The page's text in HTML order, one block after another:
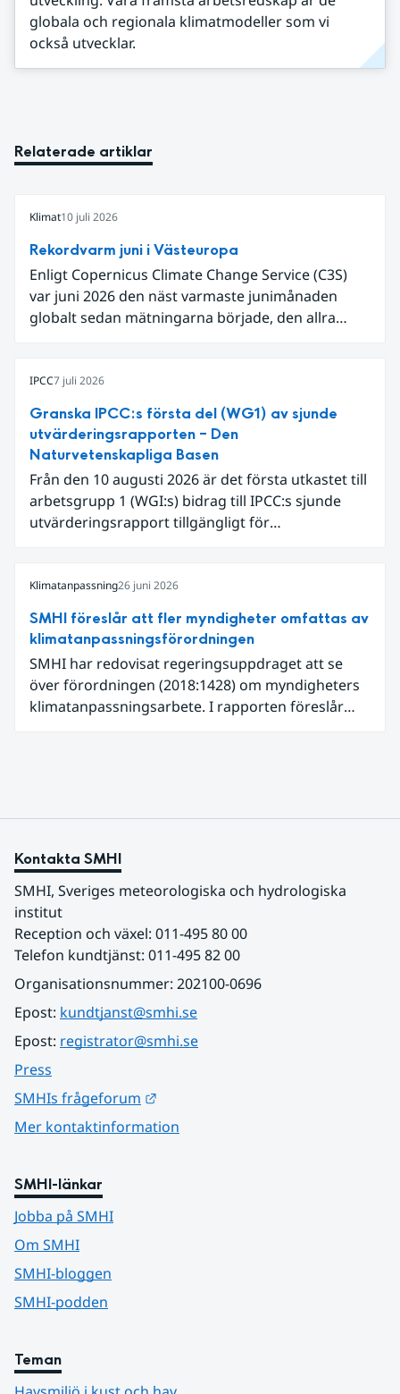
globala och regionala klimatmodeller som vi
också utvecklar.
Relaterade artiklar
Klimat10 juli 2026
Rekordvarm juni i Västeuropa
Enligt Copernicus Climate Change Service (C3S)
var juni 2026 den näst varmaste junimånaden
globalt sedan mätningarna började, den allra
begränsar oss till Västeuropa var det den allra
varmaste juni. Detta betingades till stor del av en
extrem hetta i slutet av månaden. Världshavens
ytvattentemperaturer var den högsta som
uppmätts för en juni månad, vilket ligger i fas med
en framväxande El Niño i Stilla havet.
IPCC7 juli 2026
Granska IPCC:s första del (WG1) av sjunde
utvärderingsrapporten – Den
Naturvetenskapliga Basen
Från den 10 augusti 2026 är det första utkastet till
arbetsgrupp 1 (WGI:s) bidrag till IPCC:s sjunde
utvärderingsrapport tillgängligt för
Klimatanpassning26 juni 2026
SMHI föreslår att fler myndigheter omfattas av
klimatanpassningsförordningen
SMHI har redovisat regeringsuppdraget att se
över förordningen (2018:1428) om myndigheters
klimatanpassningsarbete. I rapporten föreslår
Kontakta SMHI
SMHI, Sveriges meteorologiska och hydrologiska
institut
Reception och växel: 011-495 80 00
Telefon kundtjänst: 011-495 82 00
Organisationsnummer: 202100-0696
Epost: kundtjanst@smhi.se
Epost: registrator@smhi.se
Press
SMHIs frågeforum
Mer kontaktinformation
SMHI-länkar
Jobba på SMHI
Om SMHI
SMHI-bloggen
SMHI-podden
Teman